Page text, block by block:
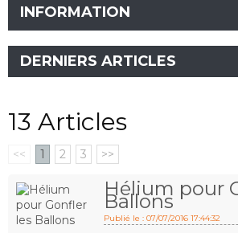
INFORMATION
DERNIERS ARTICLES
13 Articles
<< 1 2 3 >>
Hélium pour
Ballons
Publié le : 07/07/2016 17:44:32